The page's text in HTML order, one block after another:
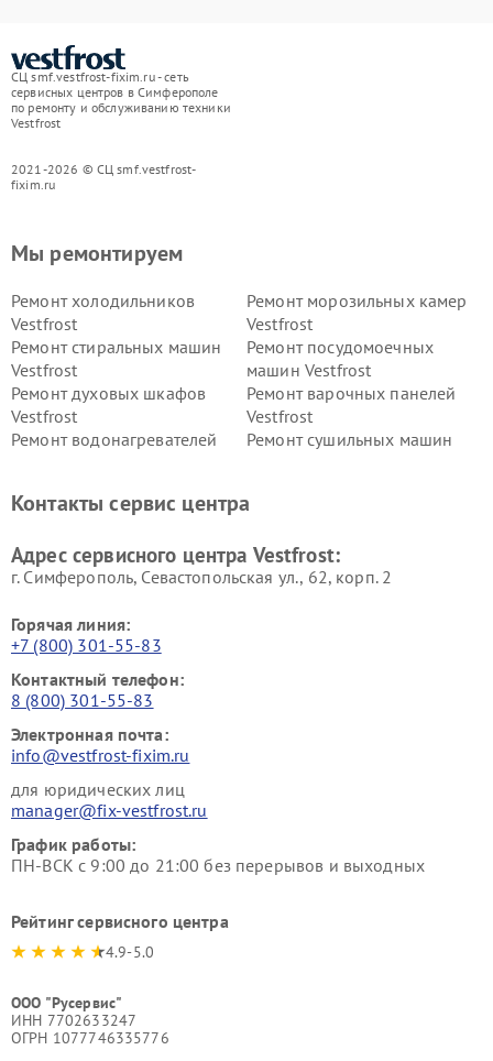
СЦ smf.vestfrost-fixim.ru - сеть
сервисных центров в Симферополе
по ремонту и обслуживанию техники
Vestfrost
2021-2026 © СЦ smf.vestfrost-
fixim.ru
Мы ремонтируем
Ремонт холодильников
Vestfrost
Ремонт морозильных камер
Vestfrost
Ремонт стиральных машин
Vestfrost
Ремонт посудомоечных
машин Vestfrost
Ремонт духовых шкафов
Vestfrost
Ремонт варочных панелей
Vestfrost
Ремонт водонагревателей
Ремонт сушильных машин
Vestfrost
Контакты сервис центра
Адрес сервисного центра Vestfrost:
г. Симферополь, Севастопольская ул., 62, корп. 2
Горячая линия:
+7 (800) 301-55-83
Контактный телефон:
8 (800) 301-55-83
Электронная почта:
info@vestfrost-fixim.ru
для юридических лиц
manager@fix-vestfrost.ru
График работы:
ПН-ВСК с 9:00 до 21:00 без перерывов и выходных
Рейтинг сервисного центра
4.9-5.0
ООО "Русервис"
ИНН 7702633247
ОГРН 1077746335776